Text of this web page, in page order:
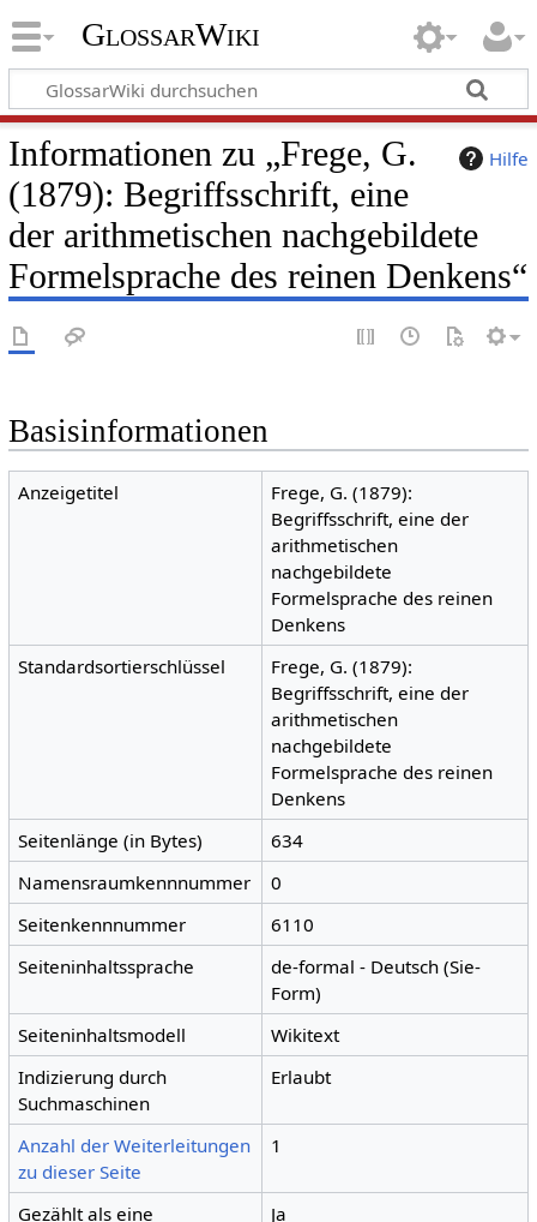
GlossarWiki
Hilfe
Informationen zu „Frege, G.
(1879): Begriffsschrift, eine
der arithmetischen nachgebildete
Formelsprache des reinen Denkens“
Basisinformationen
Anzeigetitel
Frege, G. (1879):
Begriffsschrift, eine der
arithmetischen
nachgebildete
Formelsprache des reinen
Denkens
Standardsortierschlüssel
Frege, G. (1879):
Begriffsschrift, eine der
arithmetischen
nachgebildete
Formelsprache des reinen
Denkens
Seitenlänge (in Bytes)
634
Namensraumkennnummer
0
Seitenkennnummer
6110
Seiteninhaltssprache
de-formal - Deutsch (Sie-
Form)
Seiteninhaltsmodell
Wikitext
Indizierung durch
Suchmaschinen
Erlaubt
Anzahl der Weiterleitungen
zu dieser Seite
1
Gezählt als eine
Ja